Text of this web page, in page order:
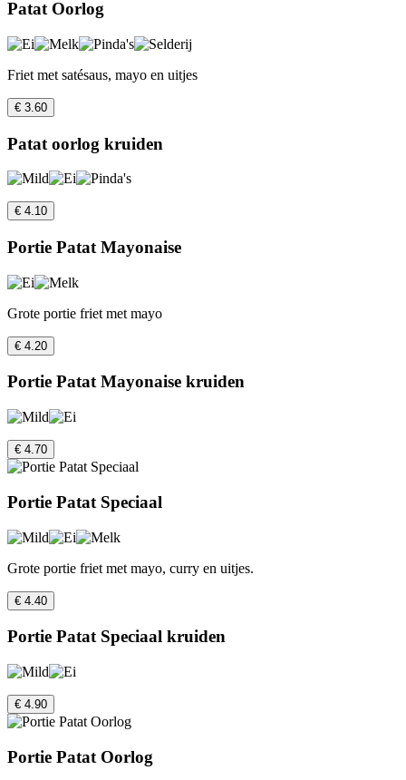
Patat Oorlog
Friet met satésaus, mayo en uitjes
€ 3.60
Patat oorlog kruiden
€ 4.10
Portie Patat Mayonaise
Grote portie friet met mayo
€ 4.20
Portie Patat Mayonaise kruiden
€ 4.70
Portie Patat Speciaal
Grote portie friet met mayo, curry en uitjes.
€ 4.40
Portie Patat Speciaal kruiden
€ 4.90
Portie Patat Oorlog